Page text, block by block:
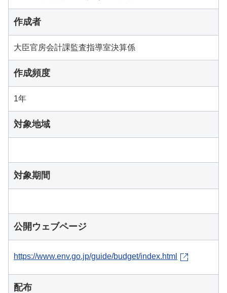
作成者
大臣官房会計課監査指導室決算係
作成頻度
1年
対象地域
対象期間
公開ウェブページ
https://www.env.go.jp/guide/budget/index.html
配布